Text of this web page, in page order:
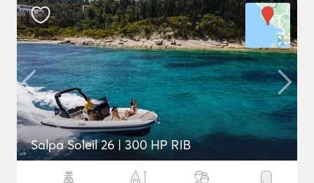
Salpa Soleil 26 | 300 HP RIB